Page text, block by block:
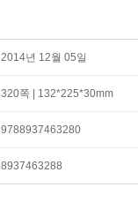
2014년 12월 05일
320쪽 | 132*225*30mm
9788937463280
8937463288